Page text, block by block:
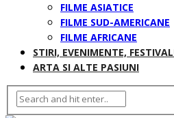
FILME ASIATICE
FILME SUD-AMERICANE
FILME AFRICANE
STIRI, EVENIMENTE,
ARTA SI ALTE PASIUNI